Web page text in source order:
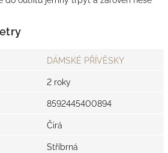
DÁMSKÉ PŘÍVĚSKY
2 roky
8592445400894
Čirá
Stříbrná